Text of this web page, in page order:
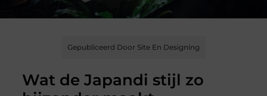
Gepubliceerd Door Site En Designing
Wat de Japandi stijl zo